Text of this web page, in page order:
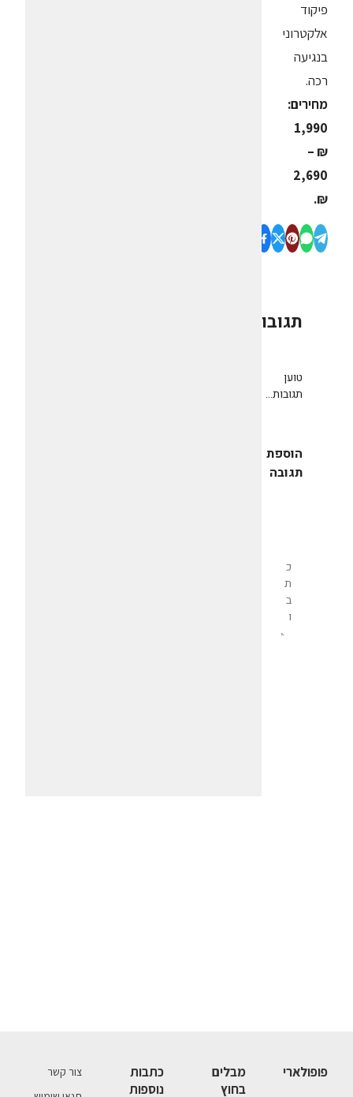
פיקוד
אלקטרוני
בנגיעה
רכה.
מחירים:
1,990
₪ –
2,690
₪.
תגובות
טוען
תגובות...
הוספת
תגובה
פופולארי
מבלים
בחוץ
כתבות
נוספות
צור קשר